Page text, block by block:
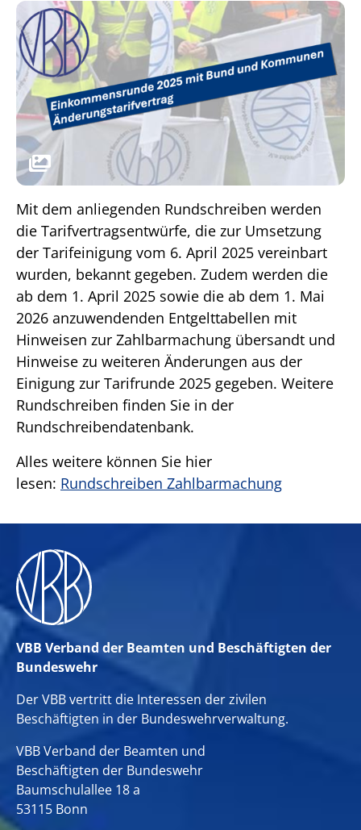
Mit dem anliegenden Rundschreiben werden
die Tarifvertragsentwürfe, die zur Umsetzung
der Tarifeinigung vom 6. April 2025 vereinbart
wurden, bekannt gegeben. Zudem werden die
ab dem 1. April 2025 sowie die ab dem 1. Mai
2026 anzuwendenden Entgelttabellen mit
Hinweisen zur Zahlbarmachung übersandt und
Hinweise zu weiteren Änderungen aus der
Einigung zur Tarifrunde 2025 gegeben. Weitere
Rundschreiben finden Sie in der
Rundschreibendatenbank.
Alles weitere können Sie hier
lesen: Rundschreiben Zahlbarmachung
VBB Verband der Beamten und Beschäftigten der
Bundeswehr
Der VBB vertritt die Interessen der zivilen
Beschäftigten in der Bundeswehrverwaltung.
VBB Verband der Beamten und
Beschäftigten der Bundeswehr
Baumschulallee 18 a
53115 Bonn